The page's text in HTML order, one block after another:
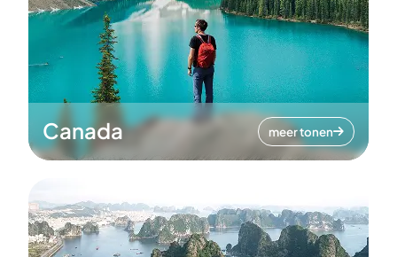
Canada meer tonen